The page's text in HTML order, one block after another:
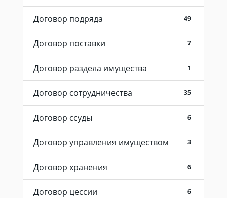
Договор подряда 49
Договор поставки 7
Договор раздела имущества 1
Договор сотрудничества 35
Договор ссуды 6
Договор управления имуществом 3
Договор хранения 6
Договор цессии 6